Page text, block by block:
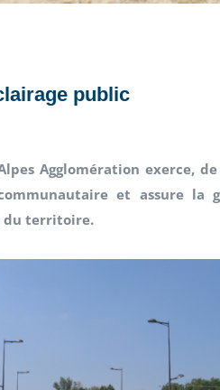
public
Agglomération exerce,
et assure la
du territoire.